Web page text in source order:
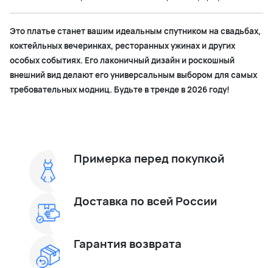
Это платье станет вашим идеальным спутником на свадьбах,
коктейльных вечеринках, ресторанных ужинах и других
особых событиях. Его лаконичный дизайн и роскошный
внешний вид делают его универсальным выбором для самых
требовательных модниц. Будьте в тренде в 2026 году!
Примерка перед покупкой
Доставка по всей России
Гарантия возврата